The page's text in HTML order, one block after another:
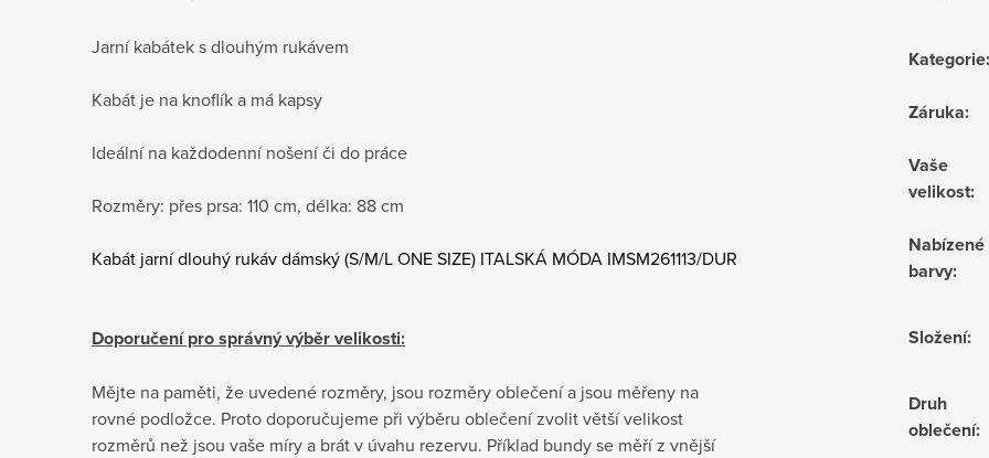
Jarní kabátek s dlouhým rukávem
Kabát je na knoflík a má kapsy
Ideální na každodenní nošení či do práce
Rozměry: přes prsa: 110 cm, délka: 88 cm
Kabát jarní dlouhý rukáv dámský (S/M/L ONE SIZE) ITALSKÁ MÓDA IMSM261113/DUR
Doporučení pro správný výběr velikosti:
Mějte na paměti, že uvedené rozměry, jsou rozměry oblečení a jsou měřeny na
rovné podložce. Proto doporučujeme při výběru oblečení zvolit větší velikost
rozměrů než jsou vaše míry a brát v úvahu rezervu. Příklad bundy se měří z vnější
Kategorie:
Záruka:
Vaše
velikost:
Nabízené
barvy:
Složení:
Druh
oblečení: